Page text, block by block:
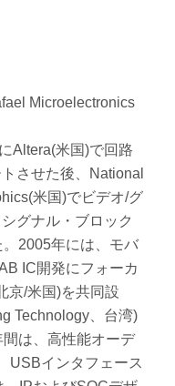
Microelectronics
Altera(米国)で回路
させた後、National
米国)でビデオ/グ
グナル・ブロック
2005年には、モバ
IC開発にフォーカ
京/米国)を共同設
Technology、台湾)
は、高性能オーデ
USBインタフェース